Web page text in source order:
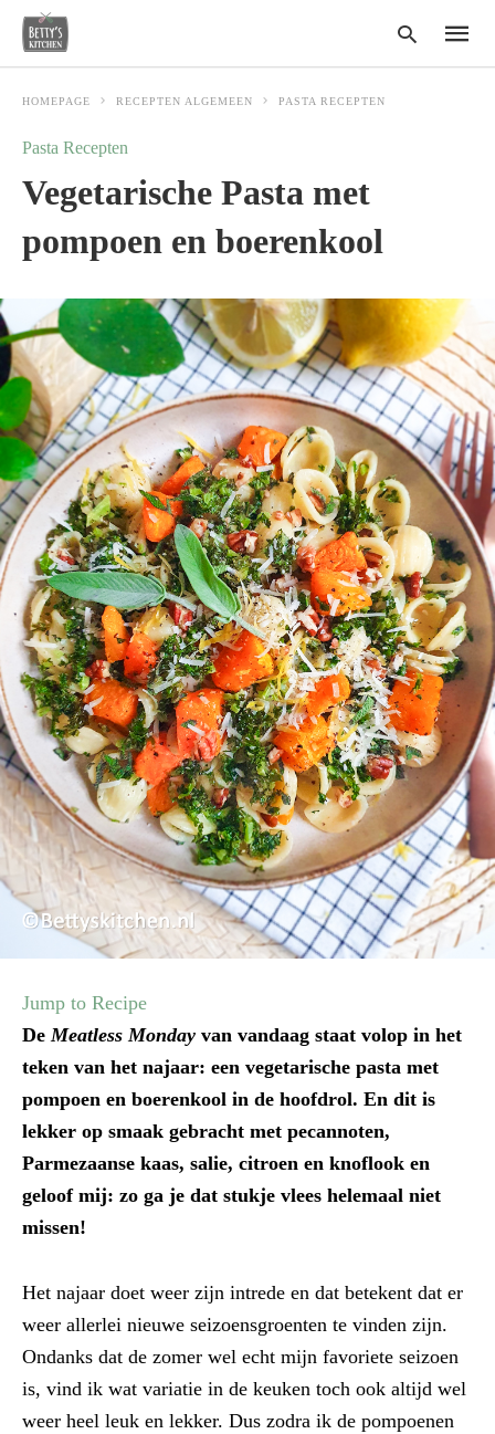
HOMEPAGE RECEPTEN ALGEMEEN PASTA RECEPTEN
Pasta Recepten
Vegetarische Pasta met
pompoen en boerenkool
Jump to Recipe
DeMeatless Monday van vandaag staat volop in het
teken van het najaar: een vegetarische pasta met
pompoen en boerenkool in de hoofdrol. En dit is
lekker op smaak gebracht met pecannoten,
Parmezaanse kaas, salie, citroen en knoflook en
geloof mij: zo ga je dat stukje vlees helemaal niet
missen!
Het najaar doet weer zijn intrede en dat betekent dat er
weer allerlei nieuwe seizoensgroenten te vinden zijn.
Ondanks dat de zomer wel echt mijn favoriete seizoen
is, vind ik wat variatie in de keuken toch ook altijd wel
weer heel leuk en lekker. Dus zodra ik de pompoenen